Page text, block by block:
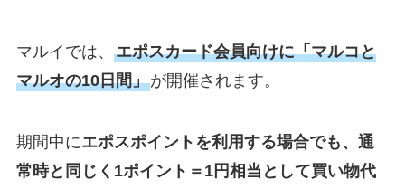
マルイでは、 エポスカード会員向けに「マルコと
マルオの10日間」が開催されます。
期間中にエポスポイントを利用する場合でも、通
常時と同じく1ポイント＝1円相当として買い物代